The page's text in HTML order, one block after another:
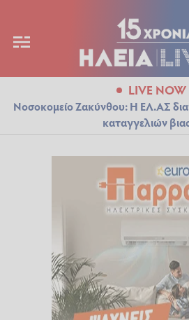
LIVE NOW
Νοσοκομείο Ζακύνθου: Η ΕΛ.ΑΣ
καταγγελιών